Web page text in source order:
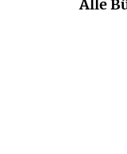
Alle